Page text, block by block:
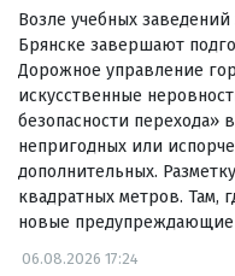
Возле учебных
Брянске завершают
Дорожное управление
искусственные
безопасности перехода»
непригодных или
дополнительных.
квадратных метров. Там,
новые предупреждающие
06.08.2026 17:24